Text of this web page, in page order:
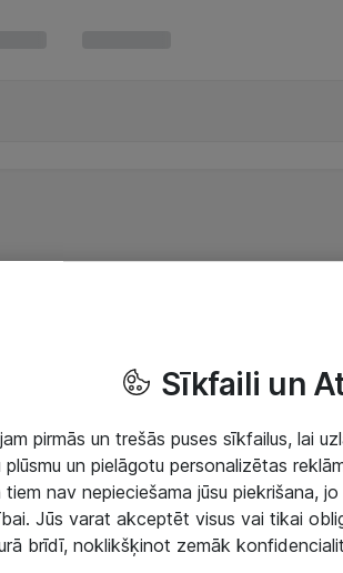
Sīkfaili un
pirmās un trešās puses sīkfailus, lai
plūsmu un pielāgotu personalizētas
tiem nav nepieciešama jūsu piekrišana,
Jūs varat akceptēt visus vai tikai
brīdī, noklikšķinot zemāk